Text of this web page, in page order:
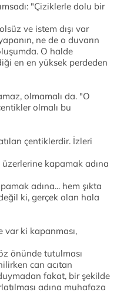
"Çiziklerle dolu bir
ve istem dışı var
ne de o duvarın
O halde
en en yüksek perdeden
olmamalı da. "O
olmalı bu
çentiklerdir. İzleri
üzerlerine kapamak adına
adına... hem şıkta
ki, gerçek olan hala
var ki kapanması,
önünde tutulması
can acıtan
fakat, bir şekilde
adına muhafaza